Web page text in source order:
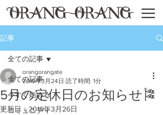
記事
全ての記事
今すぐ始める
コミュニティ
全ての記事
5月の定休日のお知らせ🎏
orangorangate
2019年3月24日 読了時間: 1分
更新日： 2019年3月26日